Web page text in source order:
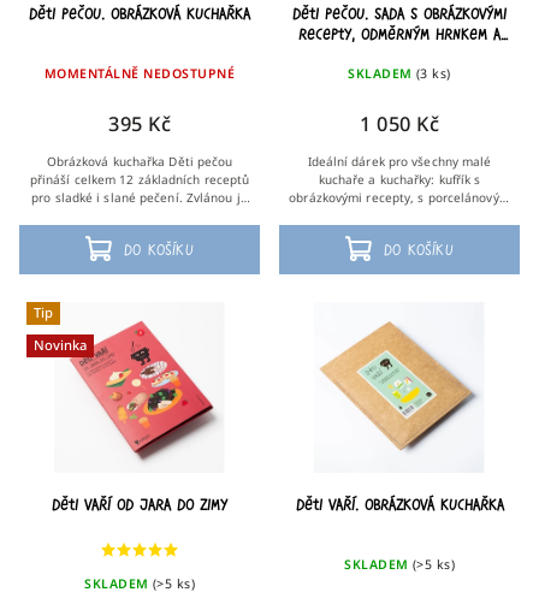
Děti pečou. Obrázková kuchařka
MOMENTÁLNĚ NEDOSTUPNÉ
395 Kč
Do košíku
Obrázková kuchařka Děti pečou
přináší celkem 12 základních receptů
pro sladké i slané pečení. Zvlánou je
kuchaři a kuchařky pak s asistencí....
Děti pečou. Sada s obrázkovými
recepty, odměrným hrnkem a
SKLADEM (3 ks)
1 050 Kč
Do košíku
Ideální dárek pro všechny malé
kuchaře a kuchařky: kufřík s
obrázkovými recepty, s porcelánovým
zástěrku. Celkem 12 základních
receptů pro sladké i...
Tip
Novinka
Děti vaří od jara do zimy
SKLADEM (>5 ks)
Děti vaří. Obrázková kuchařka
SKLADEM (>5 ks)